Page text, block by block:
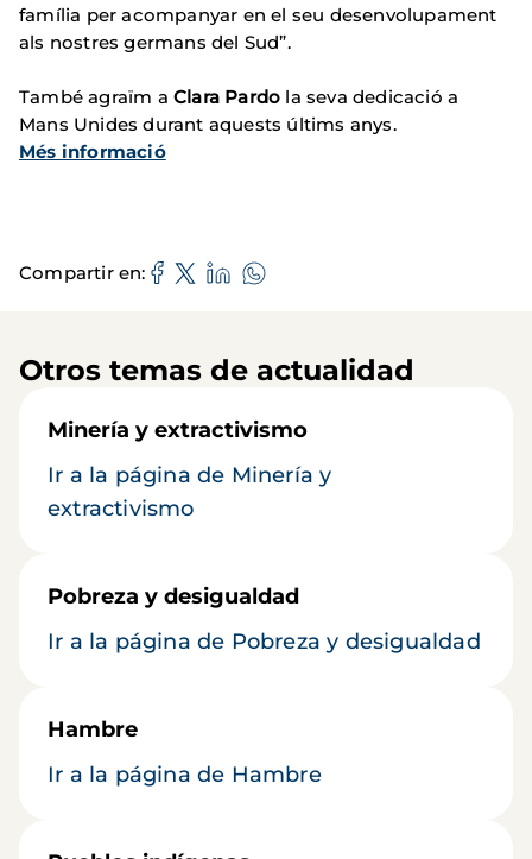
família per acompanyar en el seu desenvolupament
als nostres germans del Sud”.
També agraïm a Clara Pardo la seva dedicació a
Mans Unides durant aquests últims anys.
Més informació
Compartir en
Otros temas de actualidad
Minería y extractivismo
Ir a la página de Minería y
extractivismo
Pobreza y desigualdad
Ir a la página de Pobreza y desigualdad
Hambre
Ir a la página de Hambre